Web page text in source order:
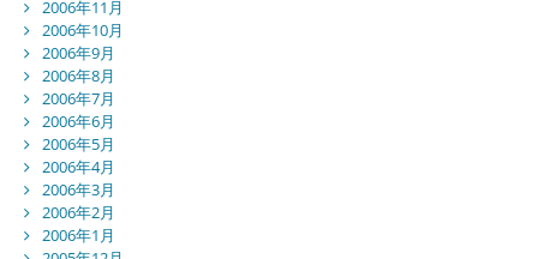
2006年11月
2006年10月
2006年9月
2006年8月
2006年7月
2006年6月
2006年5月
2006年4月
2006年3月
2006年2月
2006年1月